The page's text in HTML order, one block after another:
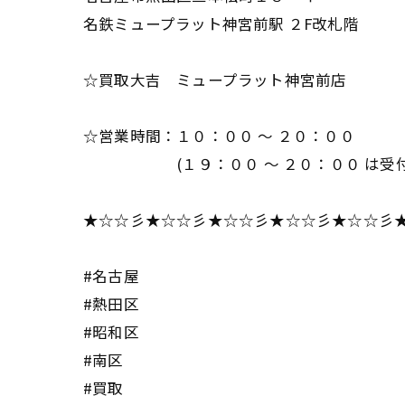
名鉄ミュープラット神宮前駅 ２F改札階
☆買取大吉 ミュープラット神宮前店
☆営業時間：１０：００ ～ ２０：００
(１９：００ ～ ２０：００ は受付
★☆☆彡★☆☆彡★☆☆彡★☆☆彡★☆☆彡
#名古屋
#熱田区
#昭和区
#南区
#買取